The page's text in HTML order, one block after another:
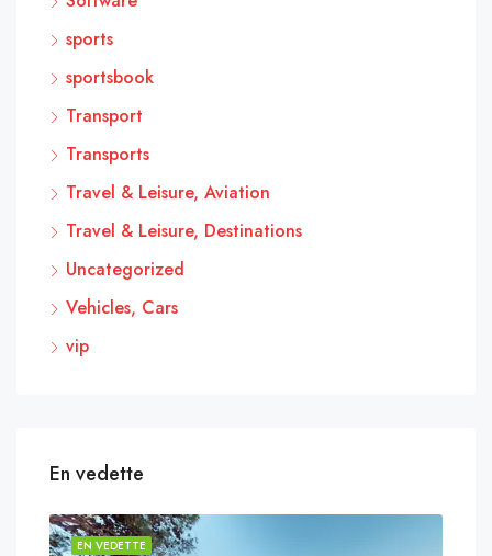
sports
sportsbook
Transport
Transports
Travel & Leisure, Aviation
Travel & Leisure, Destinations
Uncategorized
Vehicles, Cars
vip
En vedette
EN VEDETTE